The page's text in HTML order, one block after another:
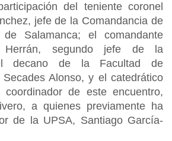
del teniente coronel
jefe de la Comandancia de
Salamanca; el comandante
Herrán, segundo jefe de la
decano de la Facultad de
Alonso, y el catedrático
de este encuentro,
a quienes previamente ha
de la UPSA, Santiago García-